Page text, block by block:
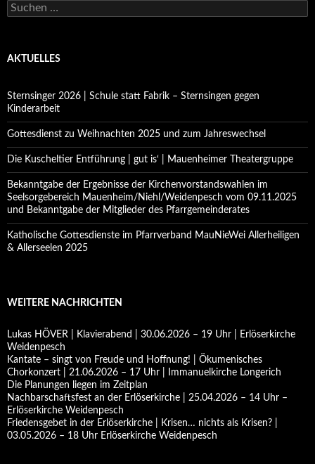
Suchen
nach:
AKTUELLES
Sternsinger 2026 | Schule statt Fabrik – Sternsingen gegen
Kinderarbeit
Gottesdienst zu Weihnachten 2025 und zum Jahreswechsel
Die Kuscheltier Entführung | gut is‘ | Mauenheimer Theatergruppe
Bekanntgabe der Ergebnisse der Kirchenvorstandswahlen im
Seelsorgebereich Mauenheim/Niehl/Weidenpesch vom 09.11.2025
und Bekanntgabe der Mitglieder des Pfarrgemeinderates
Katholische Gottesdienste im Pfarrverband MauNieWei Allerheiligen
& Allerseelen 2025
WEITERE NACHRICHTEN
Lukas HÖVER | Klavierabend | 30.06.2026 – 19 Uhr | Erlöserkirche
Weidenpesch
Kantate – singt von Freude und Hoffnung! | Ökumenisches
Chorkonzert | 21.06.2026 – 17 Uhr | Immanuelkirche Longerich
Die Planungen liegen im Zeitplan
Nachbarschaftsfest an der Erlöserkirche | 25.04.2026 – 14 Uhr –
Erlöserkirche Weidenpesch
Friedensgebet in der Erlöserkirche | Krisen… nichts als Krisen? |
03.05.2026 – 18 Uhr Erlöserkirche Weidenpesch